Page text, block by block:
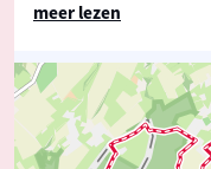
meer lezen